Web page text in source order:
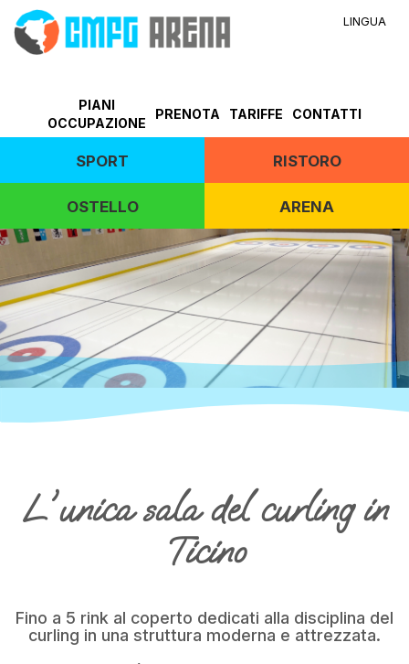
LINGUA
PIANI
OCCUPAZIONE
PRENOTA TARIFFE CONTATTI
SPORT RISTORO
OSTELLO ARENA
L'unica sala del curling in
Ticino
Fino a 5 rink al coperto dedicati alla disciplina del
curling in una struttura moderna e attrezzata.